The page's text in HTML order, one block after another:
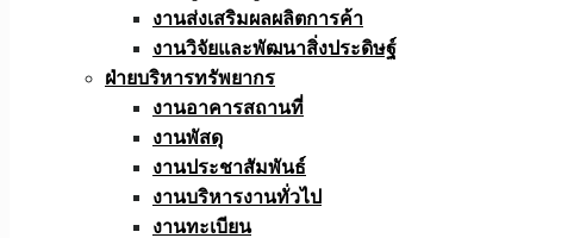
งานส่งเสริมผลผลิตการค้า
งานวิจัยและพัฒนาสิ่งประดิษฐ์
ฝ่ายบริหารทรัพยากร
งานอาคารสถานที่
งานพัสดุ
งานประชาสัมพันธ์
งานบริหารงานทั่วไป
งานทะเบียน